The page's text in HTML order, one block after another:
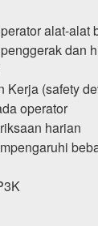
alat-alat
dan
Kerja (safety
operator
harian